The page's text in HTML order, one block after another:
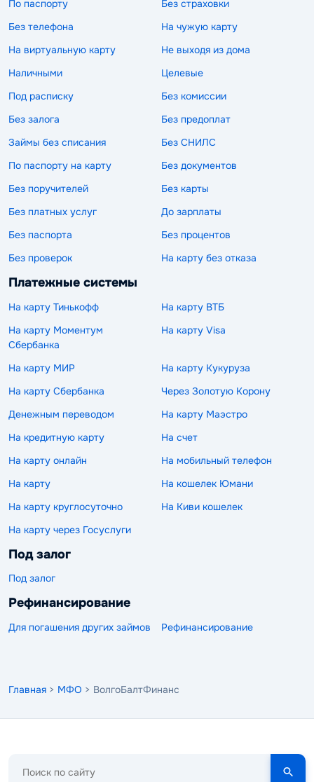
По паспорту
Без страховки
Без телефона
На чужую карту
На виртуальную карту
Не выходя из дома
Наличными
Целевые
Под расписку
Без комиссии
Без залога
Без предоплат
Займы без списания
Без СНИЛС
По паспорту на карту
Без документов
Без поручителей
Без карты
Без платных услуг
До зарплаты
Без паспорта
Без процентов
Без проверок
На карту без отказа
Платежные системы
На карту Тинькофф
На карту ВТБ
На карту Моментум
Сбербанка
На карту Visa
На карту МИР
На карту Кукуруза
На карту Сбербанка
Через Золотую Корону
Денежным переводом
На карту Маэстро
На кредитную карту
На счет
На карту онлайн
На мобильный телефон
На карту
На кошелек Юмани
На карту круглосуточно
На Киви кошелек
На карту через Госуслуги
Под залог
Под залог
Рефинансирование
Для погашения других займов Рефинансирование
Главная > МФО > ВолгоБалтФинанс